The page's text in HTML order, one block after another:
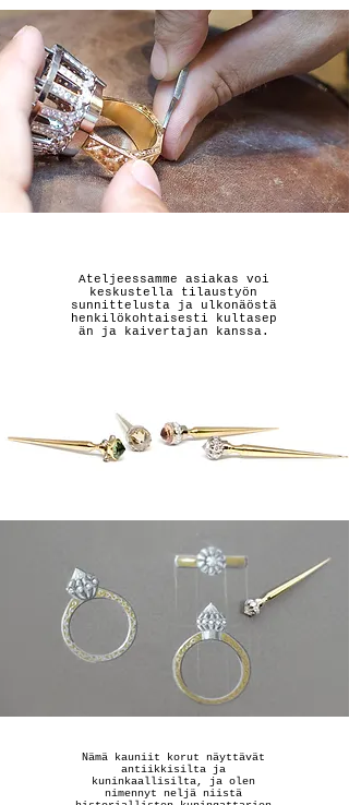
Ateljeessamme asiakas voi
keskustella tilaustyön
sunnittelusta ja ulkonäöstä
henkilökohtaisesti kultasep
än ja kaivertajan kanssa.
Nämä kauniit korut näyttävät
antiikkisilta ja
kuninkaallisilta, ja olen
nimennyt neljä niistä